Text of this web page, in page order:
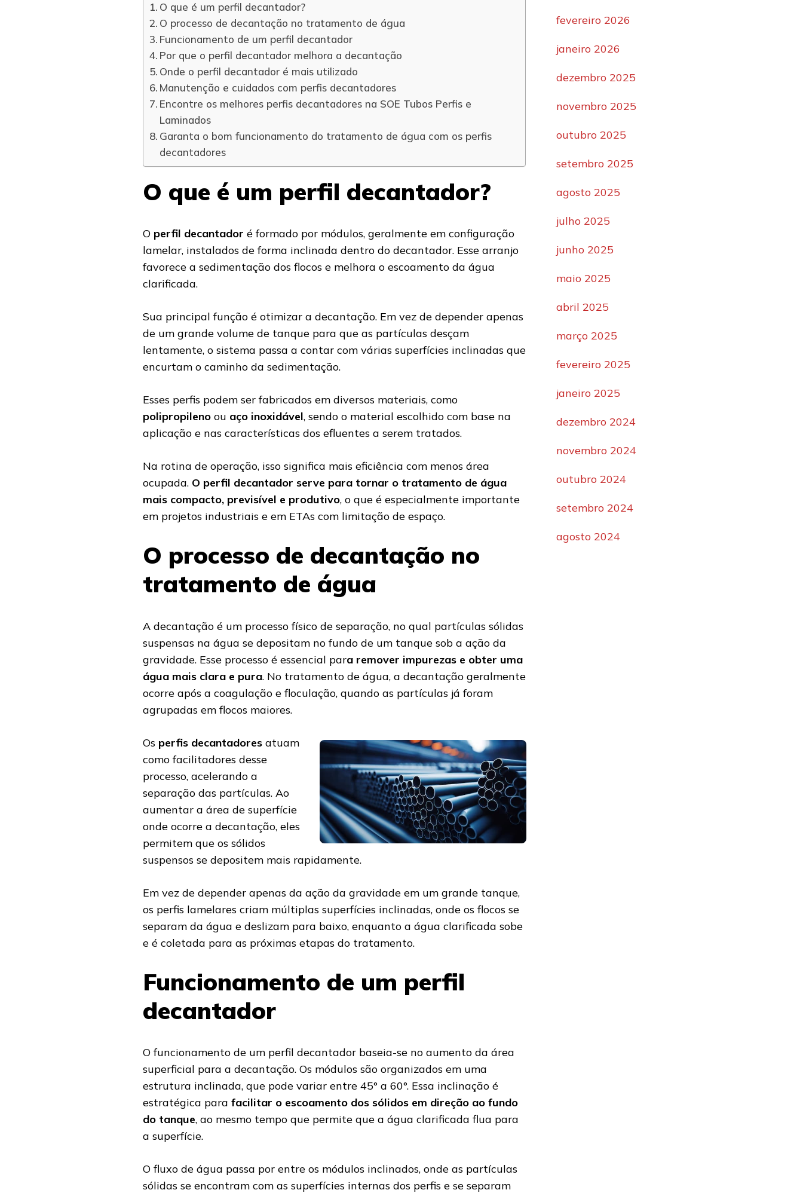
O que é um perfil decantador?
O processo de decantação no tratamento de água
Funcionamento de um perfil decantador
Por que o perfil decantador melhora a decantação
Onde o perfil decantador é mais utilizado
Manutenção e cuidados com perfis decantadores
Encontre os melhores perfis decantadores na SOE Tubos Perfis e
Laminados
Garanta o bom funcionamento do tratamento de água com os perfis
decantadores
O que é um perfil decantador?
O perfil decantador é formado por módulos, geralmente em configuração
lamelar, instalados de forma inclinada dentro do decantador. Esse arranjo
favorece a sedimentação dos flocos e melhora o escoamento da água
clarificada.
Sua principal função é otimizar a decantação. Em vez de depender apenas
de um grande volume de tanque para que as partículas desçam
lentamente, o sistema passa a contar com várias superfícies inclinadas que
encurtam o caminho da sedimentação.
Esses perfis podem ser fabricados em diversos materiais, como
polipropileno ou aço inoxidável, sendo o material escolhido com base na
aplicação e nas características dos efluentes a serem tratados.
Na rotina de operação, isso significa mais eficiência com menos área
ocupada. O perfil decantador serve para tornar o tratamento de água
mais compacto, previsível e produtivo, o que é especialmente importante
em projetos industriais e em ETAs com limitação de espaço.
O processo de decantação no
tratamento de água
A decantação é um processo físico de separação, no qual partículas sólidas
suspensas na água se depositam no fundo de um tanque sob a ação da
gravidade. Esse processo é essencial para remover impurezas e obter uma
água mais clara e pura. No tratamento de água, a decantação geralmente
ocorre após a coagulação e floculação, quando as partículas já foram
agrupadas em flocos maiores.
Os perfis decantadores atuam
como facilitadores desse
processo, acelerando a
separação das partículas. Ao
aumentar a área de superfície
onde ocorre a decantação, eles
permitem que os sólidos
suspensos se depositem mais rapidamente.
Em vez de depender apenas da ação da gravidade em um grande tanque,
os perfis lamelares criam múltiplas superfícies inclinadas, onde os flocos se
separam da água e deslizam para baixo, enquanto a água clarificada sobe
e é coletada para as próximas etapas do tratamento.
Funcionamento de um perfil
decantador
O funcionamento de um perfil decantador baseia-se no aumento da área
superficial para a decantação. Os módulos são organizados em uma
estrutura inclinada, que pode variar entre 45° a 60°. Essa inclinação é
estratégica para facilitar o escoamento dos sólidos em direção ao fundo
do tanque, ao mesmo tempo que permite que a água clarificada flua para
a superfície.
O fluxo de água passa por entre os módulos inclinados, onde as partículas
sólidas se encontram com as superfícies internas dos perfis e se separam
fevereiro 2026
janeiro 2026
dezembro 2025
novembro 2025
outubro 2025
setembro 2025
agosto 2025
julho 2025
junho 2025
maio 2025
abril 2025
março 2025
fevereiro 2025
janeiro 2025
dezembro 2024
novembro 2024
outubro 2024
setembro 2024
agosto 2024